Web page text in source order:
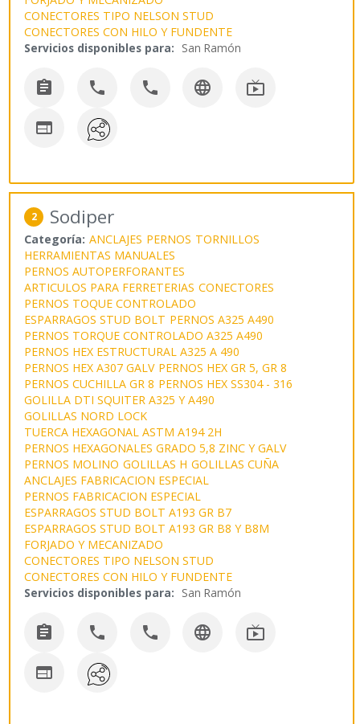
CONECTORES TIPO NELSON STUD
CONECTORES CON HILO Y FUNDENTE
Servicios disponibles para: San Ramón
    

2 Sodiper
Categoría: ANCLAJES PERNOS TORNILLOS
HERRAMIENTAS MANUALES
PERNOS AUTOPERFORANTES
ARTICULOS PARA FERRETERIAS CONECTORES
PERNOS TOQUE CONTROLADO
ESPARRAGOS STUD BOLT PERNOS A325 A490
PERNOS TORQUE CONTROLADO A325 A490
PERNOS HEX ESTRUCTURAL A325 A 490
PERNOS HEX A307 GALV PERNOS HEX GR 5, GR 8
PERNOS CUCHILLA GR 8 PERNOS HEX SS304 - 316
GOLILLA DTI SQUITER A325 Y A490
GOLILLAS NORD LOCK
TUERCA HEXAGONAL ASTM A194 2H
PERNOS HEXAGONALES GRADO 5,8 ZINC Y GALV
PERNOS MOLINO GOLILLAS H GOLILLAS CUÑA
ANCLAJES FABRICACION ESPECIAL
PERNOS FABRICACION ESPECIAL
ESPARRAGOS STUD BOLT A193 GR B7
ESPARRAGOS STUD BOLT A193 GR B8 Y B8M
FORJADO Y MECANIZADO
CONECTORES TIPO NELSON STUD
CONECTORES CON HILO Y FUNDENTE
Servicios disponibles para: San Ramón
    
